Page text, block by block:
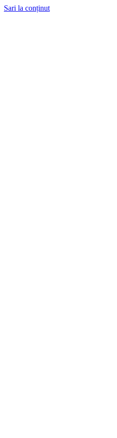
Sari la conținut